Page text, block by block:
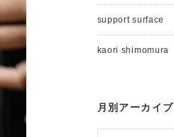
support surface
kaori shimomura
月別アーカイブ